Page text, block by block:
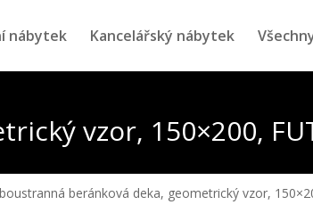
nábytek Kancelářský nábytek
vzor, 150×200,
beránková deka, geometrický vzor,